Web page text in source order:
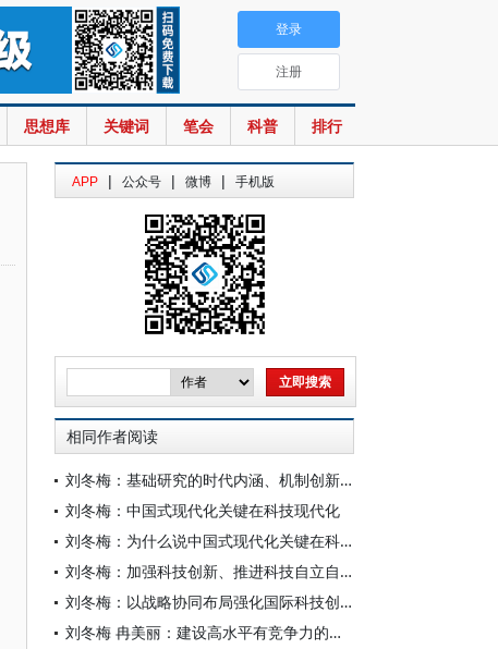
思想库 关键词 笔会 科普 排行
登录
注册
APP | 公众号 | 微博 | 手机版
相同作者阅读
刘冬梅：基础研究的时代内涵、机制创新与生态营造
刘冬梅：中国式现代化关键在科技现代化
刘冬梅：为什么说中国式现代化关键在科技现代化
刘冬梅：加强科技创新、推进科技自立自强的原创性贡献
刘冬梅：以战略协同布局强化国际科技创新中心的功能定位
刘冬梅 冉美丽：建设高水平有竞争力的科技协同创新共同体